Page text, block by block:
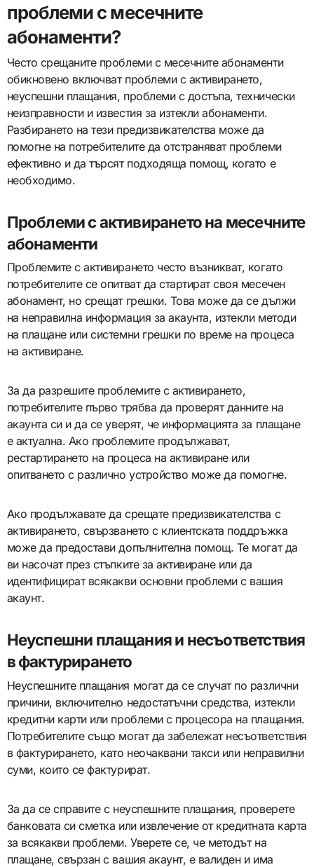
проблеми с месечните
абонаменти?
Често срещаните проблеми с месечните абонаменти
обикновено включват проблеми с активирането,
неуспешни плащания, проблеми с достъпа, технически
неизправности и известия за изтекли абонаменти.
Разбирането на тези предизвикателства може да
помогне на потребителите да отстраняват проблеми
ефективно и да търсят подходяща помощ, когато е
необходимо.
Проблеми с активирането на месечните
абонаменти
Проблемите с активирането често възникват, когато
потребителите се опитват да стартират своя месечен
абонамент, но срещат грешки. Това може да се дължи
на неправилна информация за акаунта, изтекли методи
на плащане или системни грешки по време на процеса
на активиране.
За да разрешите проблемите с активирането,
потребителите първо трябва да проверят данните на
акаунта си и да се уверят, че информацията за плащане
е актуална. Ако проблемите продължават,
рестартирането на процеса на активиране или
опитването с различно устройство може да помогне.
Ако продължавате да срещате предизвикателства с
активирането, свързването с клиентската поддръжка
може да предостави допълнителна помощ. Те могат да
ви насочат през стъпките за активиране или да
идентифицират всякакви основни проблеми с вашия
акаунт.
Неуспешни плащания и несъответствия
в фактурирането
Неуспешните плащания могат да се случат по различни
причини, включително недостатъчни средства, изтекли
кредитни карти или проблеми с процесора на плащания.
Потребителите също могат да забележат несъответствия
в фактурирането, като неочаквани такси или неправилни
суми, които се фактурират.
За да се справите с неуспешните плащания, проверете
банковата си сметка или извлечение от кредитната карта
за всякакви проблеми. Уверете се, че методът на
плащане, свързан с вашия акаунт, е валиден и има